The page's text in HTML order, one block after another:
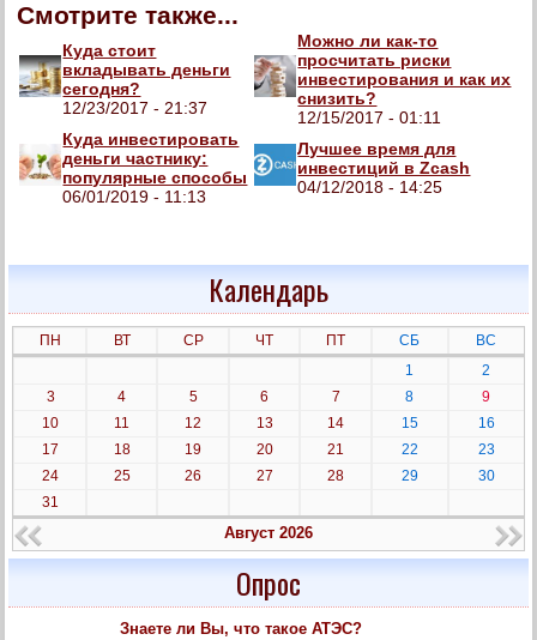
Смотрите также...
Куда стоит
вкладывать деньги
сегодня?
12/23/2017 - 21:37
Можно ли как-то
просчитать риски
инвестирования и как их
снизить?
12/15/2017 - 01:11
Куда инвестировать
деньги частнику:
популярные способы
06/01/2019 - 11:13
Лучшее время для
инвестиций в Zcash
04/12/2018 - 14:25
Календарь
ПН ВТ СР ЧТ ПТ СБ
ВС
1
2
3
4 5 6 7 8
9
10
11 12 13 14 15
16
17
18 19 20 21 22
23
24
25 26 27 28 29
30
31
Август 2026
Опрос
Знаете ли Вы, что такое АТЭС?